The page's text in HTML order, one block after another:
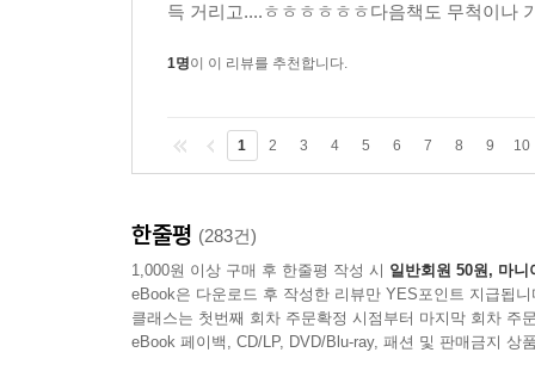
득 거리고....ㅎㅎㅎㅎㅎㅎ다음책도 무척이나
1명이 이 리뷰를 추천합니다.
1 2 3 4 5 6 7 8 9 10
한줄평 (283건)
1,000원 이상 구매 후 한줄평 작성 시 일반회원 50원, 마니
eBook은 다운로드 후 작성한 리뷰만 YES포인트 지급됩니
클래스는 첫번째 회차 주문확정 시점부터 마지막 회차 주
eBook 페이백, CD/LP, DVD/Blu-ray, 패션 및 판매금지 상